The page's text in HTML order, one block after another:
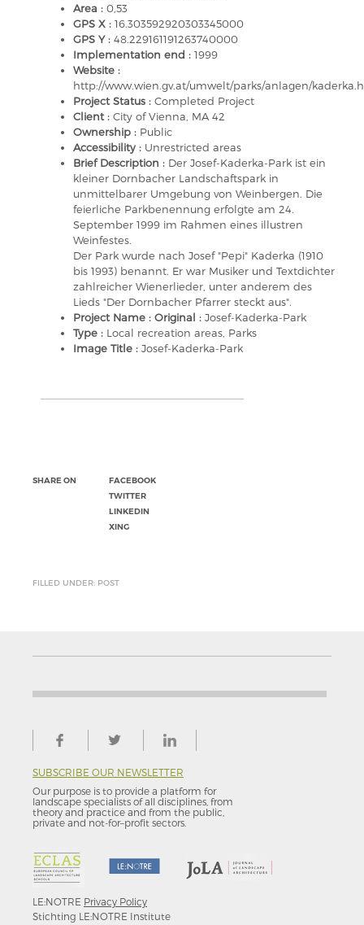
Area : 0,53
GPS X : 16.303592920303345000
GPS Y : 48.229161191263740000
Implementation end : 1999
Website :
http://www.wien.gv.at/umwelt/parks/anlagen/
Project Status : Completed Project
Client : City of Vienna, MA 42
Ownership : Public
Accessibility : Unrestricted areas
Brief Description : Der Josef-Kaderka-Park ist ein
kleiner Dornbacher Landschaftspark in
unmittelbarer Umgebung von Weinbergen. Die
feierliche Parkbenennung erfolgte am 24.
September 1999 im Rahmen eines illustren
Weinfestes.
Der Park wurde nach Josef "Pepi" Kaderka (1910
bis 1993) benannt. Er war Musiker und Textdichter
zahlreicher Wienerlieder, unter anderem des
Lieds "Der Dornbacher Pfarrer steckt aus".
Project Name : Original : Josef-Kaderka-Park
Type : Local recreation areas, Parks
Image Title : Josef-Kaderka-Park
SHARE ON
FACEBOOK
TWITTER
LINKEDIN
XING
FILLED UNDER: POST
SUBSCRIBE OUR NEWSLETTER
Our purpose is to provide a platform for
landscape specialists of all disciplines, from
theory and practice and from the public,
private and not-for–profit sectors.
LE:NOTRE Privacy Policy
Stichting LE:NOTRE Institute